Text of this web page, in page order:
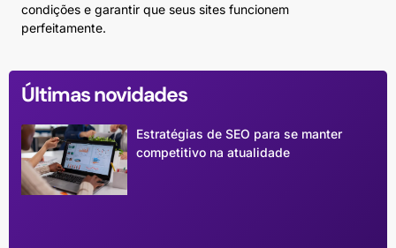
condições e garantir que seus sites funcionem
perfeitamente.
Últimas novidades
Estratégias de SEO para se manter
competitivo na atualidade